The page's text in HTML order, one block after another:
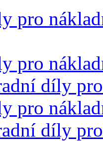
pro
pro
díly
pro
díly